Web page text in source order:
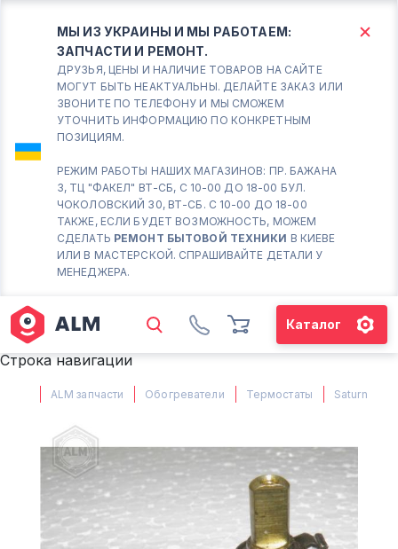
МЫ ИЗ УКРАИНЫ И МЫ РАБОТАЕМ:
ЗАПЧАСТИ И РЕМОНТ.
ДРУЗЬЯ, ЦЕНЫ И НАЛИЧИЕ ТОВАРОВ НА САЙТЕ
МОГУТ БЫТЬ НЕАКТУАЛЬНЫ. ДЕЛАЙТЕ ЗАКАЗ ИЛИ
ЗВОНИТЕ ПО ТЕЛЕФОНУ И МЫ СМОЖЕМ
УТОЧНИТЬ ИНФОРМАЦИЮ ПО КОНКРЕТНЫМ
ПОЗИЦИЯМ.
РЕЖИМ РАБОТЫ НАШИХ МАГАЗИНОВ: ПР. БАЖАНА
3, ТЦ "ФАКЕЛ" ВТ-СБ, С 10-00 ДО 18-00 БУЛ.
ЧОКОЛОВСКИЙ 30, ВТ-СБ. С 10-00 ДО 18-00
ТАКЖЕ, ЕСЛИ БУДЕТ ВОЗМОЖНОСТЬ, МОЖЕМ
СДЕЛАТЬ РЕМОНТ БЫТОВОЙ ТЕХНИКИ В КИЕВЕ
ИЛИ В МАСТЕРСКОЙ. СПРАШИВАЙТЕ ДЕТАЛИ У
МЕНЕДЖЕРА.
Каталог
КИЕВ БОРИСПОЛЬ
Вт.- Сб.
10:00 - 18:00
Соломенский район - ВТ-
СБ. с 10-00 до 18-00
(098) 672 76 42
(063) 722 37 14
М. ХАРЬКОВСКАЯ - ВТ-СБ, С
10-00 ДО 18-00
(063) 527 27 00
КАРТА
Строка навигации
ALM запчасти Обогреватели Термостаты Saturn